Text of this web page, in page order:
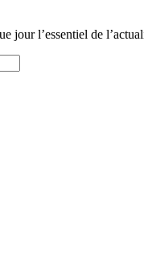
jour l’essentiel de